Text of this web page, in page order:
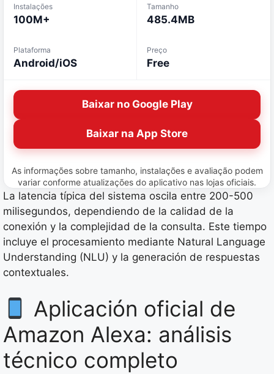
Instalações
100M+
Tamanho
485.4MB
Plataforma
Android/iOS
Preço
Free
Baixar no Google Play
Baixar na App Store
As informações sobre tamanho, instalações e avaliação podem
variar conforme atualizações do aplicativo nas lojas oficiais.
La latencia típica del sistema oscila entre 200-500
milisegundos, dependiendo de la calidad de la
conexión y la complejidad de la consulta. Este tiempo
incluye el procesamiento mediante Natural Language
Understanding (NLU) y la generación de respuestas
contextuales.
Aplicación oficial de
Amazon Alexa: análisis
técnico completo